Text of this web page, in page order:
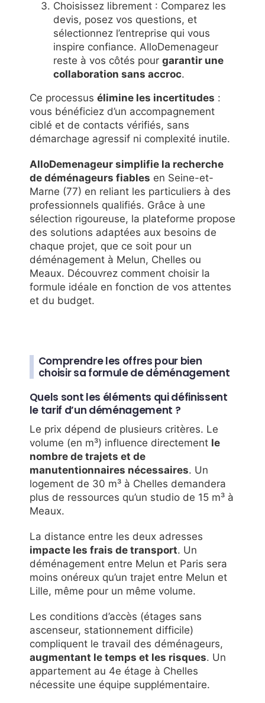
Choisissez librement : Comparez les
devis, posez vos questions, et
sélectionnez l’entreprise qui vous
inspire confiance. AlloDemenageur
reste à vos côtés pour garantir une
collaboration sans accroc.
Ce processus élimine les incertitudes :
vous bénéficiez d’un accompagnement
ciblé et de contacts vérifiés, sans
démarchage agressif ni complexité inutile.
AlloDemenageur simplifie la recherche
de déménageurs fiables en Seine-et-
Marne (77) en reliant les particuliers à des
professionnels qualifiés. Grâce à une
sélection rigoureuse, la plateforme propose
des solutions adaptées aux besoins de
chaque projet, que ce soit pour un
déménagement à Melun, Chelles ou
Meaux. Découvrez comment choisir la
formule idéale en fonction de vos attentes
et du budget.
Comprendre les offres pour bien
choisir sa formule de déménagement
Quels sont les éléments qui définissent
le tarif d’un déménagement ?
Le prix dépend de plusieurs critères. Le
volume (en m³) influence directement le
nombre de trajets et de
manutentionnaires nécessaires. Un
logement de 30 m³ à Chelles demandera
plus de ressources qu’un studio de 15 m³ à
Meaux.
La distance entre les deux adresses
impacte les frais de transport. Un
déménagement entre Melun et Paris sera
moins onéreux qu’un trajet entre Melun et
Lille, même pour un même volume.
Les conditions d’accès (étages sans
ascenseur, stationnement difficile)
compliquent le travail des déménageurs,
augmentant le temps et les risques. Un
appartement au 4e étage à Chelles
nécessite une équipe supplémentaire.